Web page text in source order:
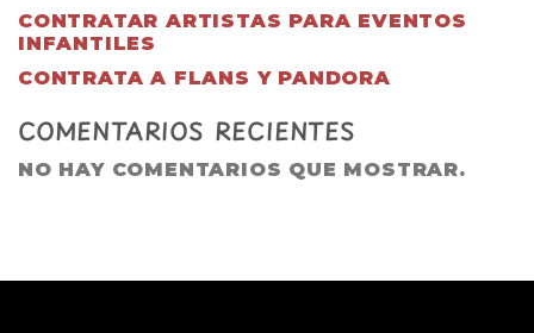
CONTRATAR ARTISTAS PARA EVENTOS
INFANTILES
CONTRATA A FLANS Y PANDORA
COMENTARIOS RECIENTES
NO HAY COMENTARIOS QUE MOSTRAR.